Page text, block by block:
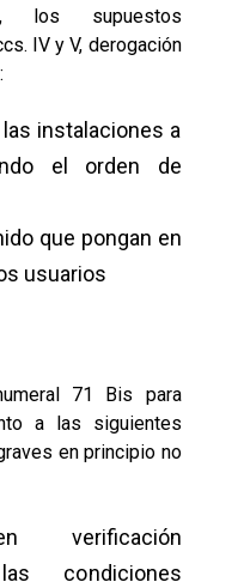
los supuestos
IV y V, derogación
instalaciones a
el orden de
que pongan en
usuarios
71 Bis para
a las siguientes
en principio no
verificación
condiciones